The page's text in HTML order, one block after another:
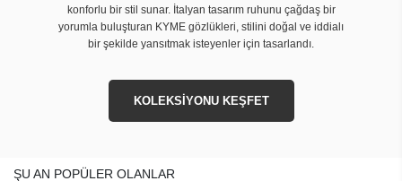
konforlu bir stil sunar. İtalyan tasarım ruhunu çağdaş bir
yorumla buluşturan KYME gözlükleri, stilini doğal ve iddialı
bir şekilde yansıtmak isteyenler için tasarlandı.
KOLEKSİYONU KEŞFET
ŞU AN POPÜLER OLANLAR